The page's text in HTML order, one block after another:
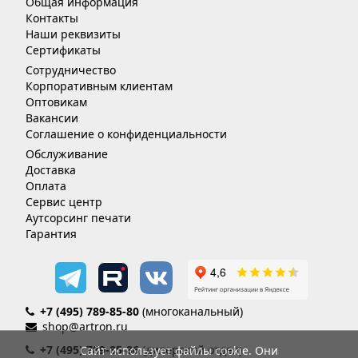
Контакты
Наши реквизиты
Сертификаты
Сотрудничество
Корпоративным клиентам
Оптовикам
Вакансии
Соглашение о конфиденциальности
Обслуживание
Доставка
Оплата
Сервис центр
Аутсорсинг печати
Гарантия
+7 (495) 789-85-80 (многоканальный)
shop@artron.ru
+7 (495) 789-85-86(дилерский отдел)
Сайт использует файлы cookie. Они